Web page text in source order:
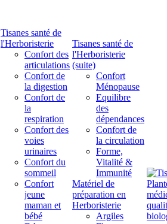
Tisanes santé de
l'Herboristerie
Confort des
articulations
Confort de
la digestion
Confort de
la
respiration
Confort des
voies
urinaires
Confort du
sommeil
Confort
jeune
maman et
bébé
Tisanes santé de
l'Herboristerie
(suite)
Confort
Ménopause
Equilibre
des
dépendances
Confort de
la circulation
Forme,
Vitalité &
Immunité
Matériel de
préparation en
Herboristerie
Argiles